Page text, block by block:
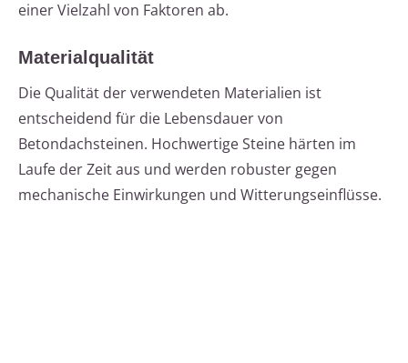
einer Vielzahl von Faktoren ab.
Materialqualität
Die Qualität der verwendeten Materialien ist
entscheidend für die Lebensdauer von
Betondachsteinen. Hochwertige Steine härten im
Laufe der Zeit aus und werden robuster gegen
mechanische Einwirkungen und Witterungseinflüsse.